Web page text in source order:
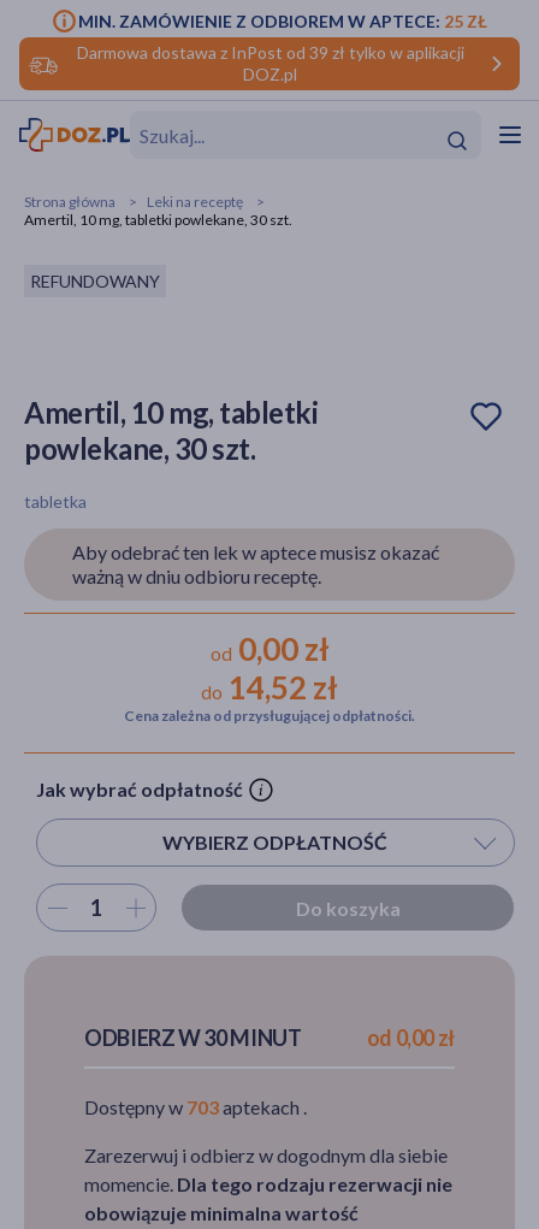
Darmowa dostawa z InPost od 39 zł tylko w aplikacji
DOZ.pl
MIN. ZAMÓWIENIE Z ODBIOREM W APTECE: 25 ZŁ
Hit
makijażu
Hit
Strona główna
Leki na receptę
Amertil, 10 mg, tabletki powlekane, 30 szt.
REFUNDOWANY
Amertil, 10 mg, tabletki
powlekane, 30 szt.
tabletka
Aby odebrać ten lek w aptece musisz okazać
ważną w dniu odbioru receptę.
od 0,00 zł
do 14,52 zł
Cena zależna od przysługującej odpłatności.
Jak wybrać odpłatność
WYBIERZ ODPŁATNOŚĆ
Wybierz ilość Do koszyka
ODBIERZ W 30 MINUT od 0,00 zł
Dostępny w 703aptekach .
Zarezerwuj i odbierz w dogodnym dla siebie
momencie. Dla tego rodzaju rezerwacji nie
obowiązuje minimalna wartość